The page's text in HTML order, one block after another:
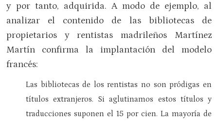
y por tanto, adquirida. A modo de ejemplo, al
analizar el contenido de las bibliotecas de
propietarios y rentistas madrileños Martínez
Martín confirma la implantación del modelo
francés:
Las bibliotecas de los rentistas no son pródigas en
títulos extranjeros. Si aglutinamos estos títulos y
traducciones suponen el 15 por cien. La mayoría de